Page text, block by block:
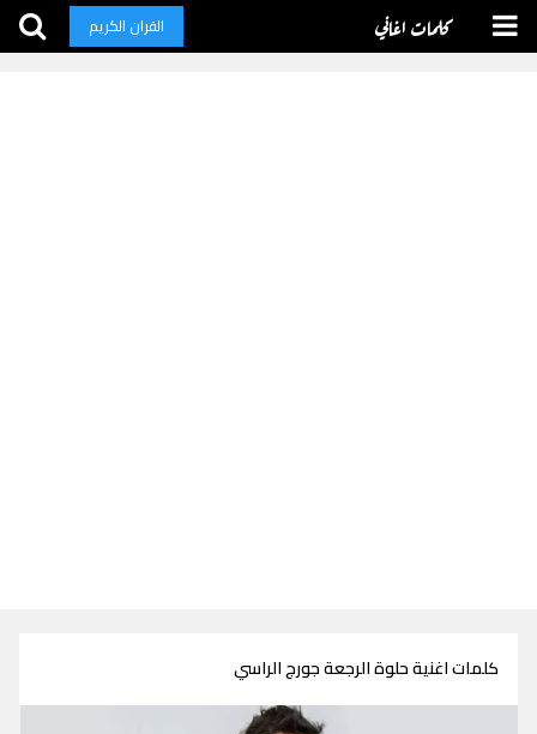
كلمات اغاني القران الكريم
كلمات اغنية حلوة الرجعة جورج الراسي